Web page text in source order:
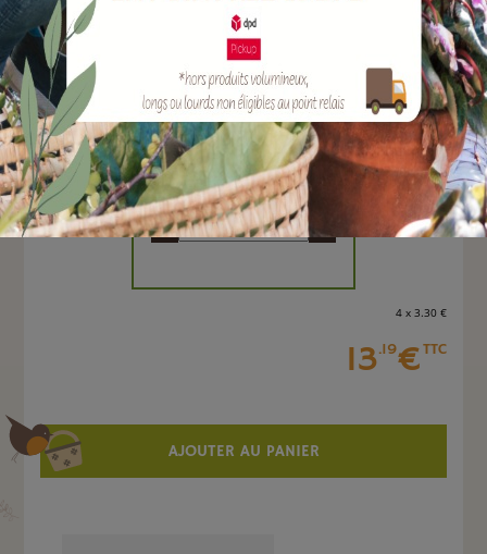
Ref : A8201
EAN :
Marque :
Quantité :
Unité
- +
4 x 3.30€
13.19€TTC
AJOUTER AU PANIER